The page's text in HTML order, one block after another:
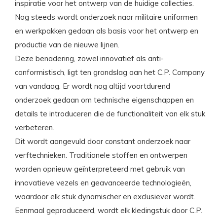
inspiratie voor het ontwerp van de huidige collecties.
Nog steeds wordt onderzoek naar militaire uniformen
en werkpakken gedaan als basis voor het ontwerp en
productie van de nieuwe lijnen.
Deze benadering, zowel innovatief als anti-
conformistisch, ligt ten grondslag aan het C.P. Company
van vandaag. Er wordt nog altijd voortdurend
onderzoek gedaan om technische eigenschappen en
details te introduceren die de functionaliteit van elk stuk
verbeteren.
Dit wordt aangevuld door constant onderzoek naar
verftechnieken. Traditionele stoffen en ontwerpen
worden opnieuw geïnterpreteerd met gebruik van
innovatieve vezels en geavanceerde technologieën,
waardoor elk stuk dynamischer en exclusiever wordt.
Eenmaal geproduceerd, wordt elk kledingstuk door C.P.